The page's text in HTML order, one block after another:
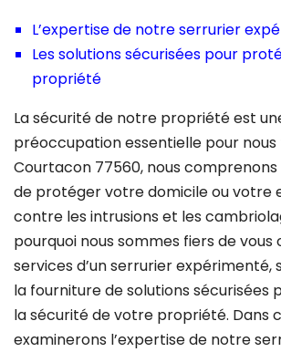
L’expertise de notre serrurier
Les solutions sécurisées pour
propriété
La sécurité de notre propriété est
préoccupation essentielle pour nous
Courtacon 77560, nous
de protéger votre domicile ou votre
contre les intrusions et les
pourquoi nous sommes fiers de vous
services d’un serrurier expérimenté,
la fourniture de solutions sécurisées
la sécurité de votre propriété. Dans
examinerons l’expertise de notre